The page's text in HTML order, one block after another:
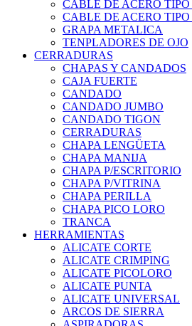
CABLE DE ACERO TIPO
CABLE DE ACERO
GRAPA METALICA
TENPLADORES DE OJO
CERRADURAS
CHAPAS Y CANDADOS
CAJA FUERTE
CANDADO
CANDADO JUMBO
CANDADO TIGON
CERRADURAS
CHAPA LENGÜETA
CHAPA MANIJA
CHAPA P/ESCRITORIO
CHAPA P/VITRINA
CHAPA PERILLA
CHAPA PICO LORO
TRANCA
HERRAMIENTAS
ALICATE CORTE
ALICATE CRIMPING
ALICATE PICOLORO
ALICATE PUNTA
ALICATE UNIVERSAL
ARCOS DE SIERRA